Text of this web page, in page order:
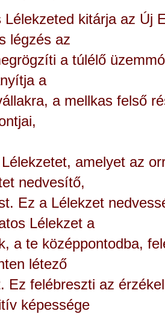
Lélekzeted kitárja az Új
légzés az
a túlélő
a
a mellkas felső
amelyet az
nedvesítő,
Ez a Lélekzet
Lélekzet a
a te középpontodba,
létező
Ez felébreszti az
képessége